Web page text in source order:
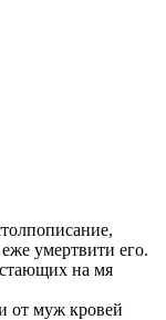
умертвити его.
на мя
от муж кровей